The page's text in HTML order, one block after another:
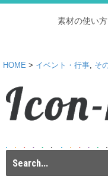
素材の使い方
HOME > イベント・行事, そ